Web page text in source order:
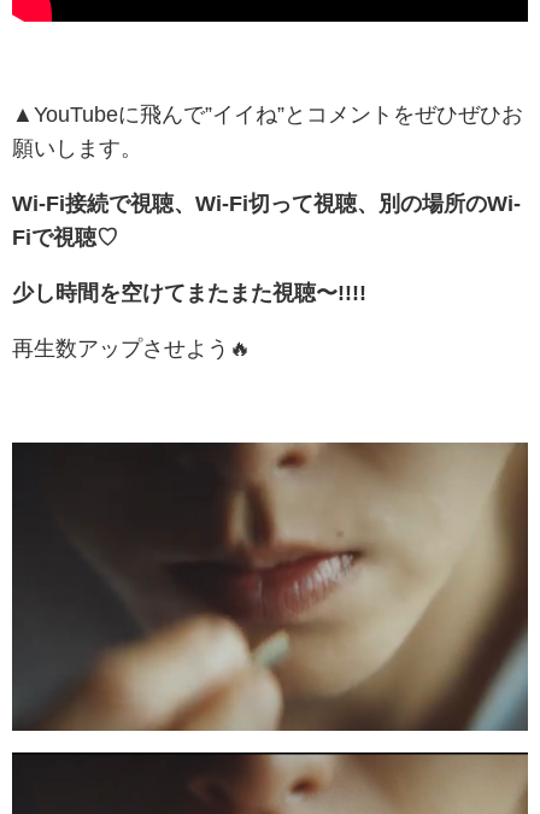
▲YouTubeに飛んで”イイね”とコメントをぜひぜひお
願いします。
Wi-Fi接続で視聴、Wi-Fi切って視聴、別の場所のWi-
Fiで視聴♡
少し時間を空けてまたまた視聴〜!!!!
再生数アップさせよう🔥